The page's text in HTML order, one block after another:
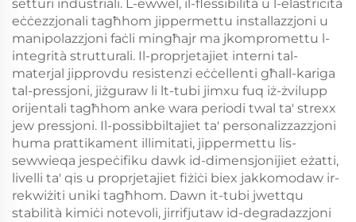
setturi industriali. L-ewwel, il-flessibilità u l-elastricità
eċċezzjonali tagħhom jippermettu installazzjoni u
manipolazzjoni faċli mingħajr ma jkompromettu l-
integrità strutturali. Il-proprjetajiet interni tal-
materjal jipprovdu resistenzi eċċellenti għall-kariga
tal-pressjoni, jiżguraw li lt-tubi jimxu fuq iż-żvilupp
orijentali tagħhom anke wara periodi twal ta' strexx
jew pressjoni. Il-possibbiltajiet ta' personalizzazzjoni
huma prattikament illimitati, jippermettu lis-
sewwieqa jespeċifiku dawk id-dimensjonijiet eżatti,
livelli ta' qis u proprjetajiet fiżiċi biex jakkomodaw ir-
rekwiżiti uniki tagħhom. Dawn it-tubi jwettqu
stabilità kimiċi notevoli, jirrifjutaw id-degradazzjoni